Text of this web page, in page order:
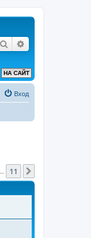
Поиск
НА САЙТ
Вход
11